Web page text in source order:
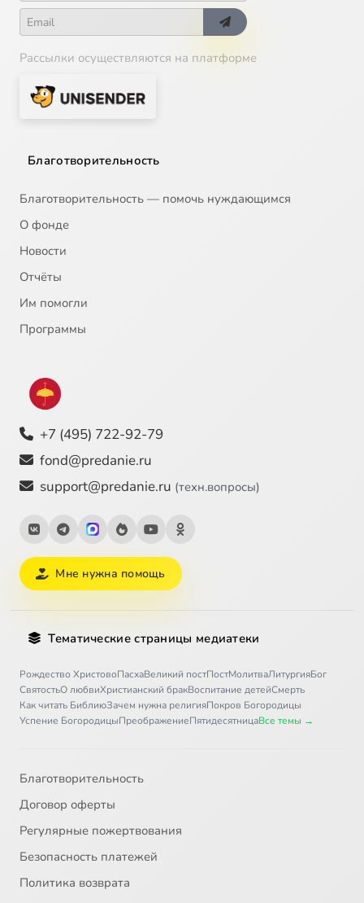
Рассылки осуществляются на платформе
Благотворительность
Благотворительность — помочь нуждающимся
О фонде
Новости
Отчёты
Им помогли
Программы
+7 (495) 722-92-79
fond@predanie.ru
support@predanie.ru (техн.вопросы)
Мне нужна помощь
Тематические страницы медиатеки
Рождество ХристовоПасхаВеликий постПостМолитваЛитургияБог
СвятостьО любвиХристианский бракВоспитание детейСмерть
Как читать БиблиюЗачем нужна религияПокров Богородицы
Успение БогородицыПреображениеПятидесятницаВсе темы →
Благотворительность
Договор оферты
Регулярные пожертвования
Безопасность платежей
Политика возврата